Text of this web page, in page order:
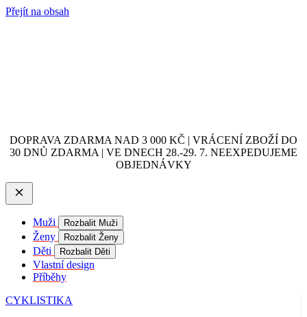
Přejít na obsah
DOPRAVA ZDARMA NAD 3 000 KČ | VRÁCENÍ ZBOŽÍ DO
30 DNŮ ZDARMA | VE DNECH 28.-29. 7. NEEXPEDUJEME
OBJEDNÁVKY
Muži Rozbalit Muži
Ženy Rozbalit Ženy
Děti Rozbalit Děti
Vlastní design
Příběhy
CYKLISTIKA